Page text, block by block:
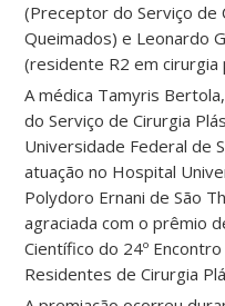
(Preceptor do Serviço de
Queimados) e Leonardo
(residente R2 em cirurgia
A médica Tamyris
do Serviço de Cirurgia
Universidade Federal de
atuação no Hospital
Polydoro Ernani de São
agraciada com o prêmio
Científico do 24º
Residentes de Cirurgia